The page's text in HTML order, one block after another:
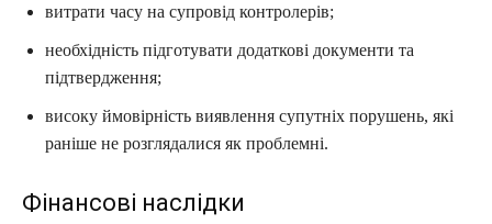
витрати часу на супровід контролерів;
необхідність підготувати додаткові документи та
підтвердження;
високу ймовірність виявлення супутніх порушень, які
раніше не розглядалися як проблемні.
Фінансові наслідки